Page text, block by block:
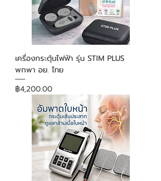
เครื่องกระตุ้นไฟฟ้า รุ่น STIM PLUS
พกพา อย. ไทย
ราคา
฿4,200.00